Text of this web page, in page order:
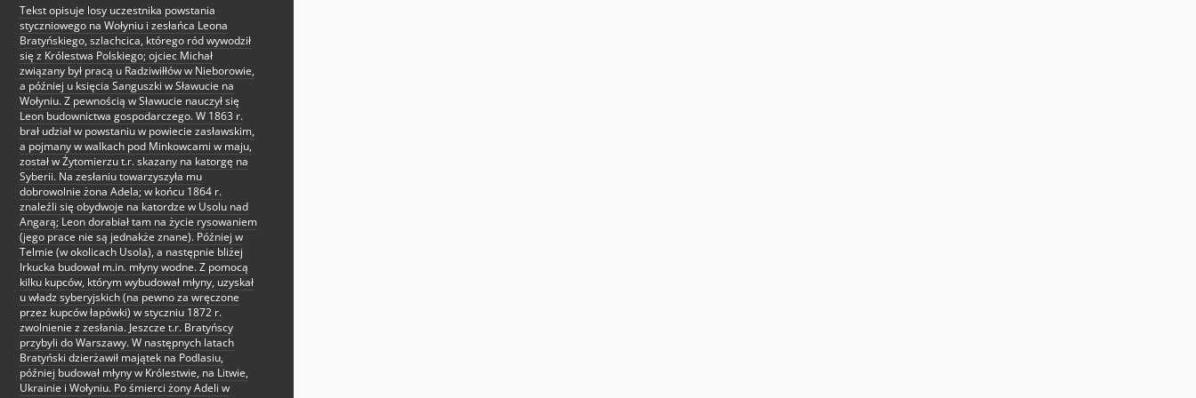
Tekst opisuje losy uczestnika powstania
styczniowego na Wołyniu i zesłańca Leona
Bratyńskiego, szlachcica, którego ród wywodził
się z Królestwa Polskiego; ojciec Michał
związany był pracą u Radziwiłłów w Nieborowie,
a później u księcia Sanguszki w Sławucie na
Wołyniu. Z pewnością w Sławucie nauczył się
Leon budownictwa gospodarczego. W 1863 r.
brał udział w powstaniu w powiecie zasławskim,
a pojmany w walkach pod Minkowcami w maju,
został w Żytomierzu t.r. skazany na katorgę na
Syberii. Na zesłaniu towarzyszyła mu
dobrowolnie żona Adela; w końcu 1864 r.
znaleźli się obydwoje na katordze w Usolu nad
Angarą; Leon dorabiał tam na życie rysowaniem
(jego prace nie są jednakże znane). Później w
Telmie (w okolicach Usola), a następnie bliżej
Irkucka budował m.in. młyny wodne. Z pomocą
kilku kupców, którym wybudował młyny, uzyskał
u władz syberyjskich (na pewno za wręczone
przez kupców łapówki) w styczniu 1872 r.
zwolnienie z zesłania. Jeszcze t.r. Bratyńscy
przybyli do Warszawy. W następnych latach
Bratyński dzierżawił majątek na Podlasiu,
później budował młyny w Królestwie, na Litwie,
Ukrainie i Wołyniu. Po śmierci żony Adeli w